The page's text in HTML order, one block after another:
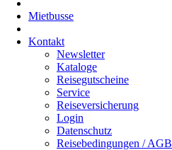
Mietbusse
Kontakt
Newsletter
Kataloge
Reisegutscheine
Service
Reiseversicherung
Login
Datenschutz
Reisebedingungen / AGB